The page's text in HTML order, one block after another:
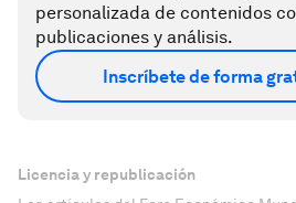
personalizada de contenidos
publicaciones y análisis.
Inscríbete de forma
Licencia y republicación